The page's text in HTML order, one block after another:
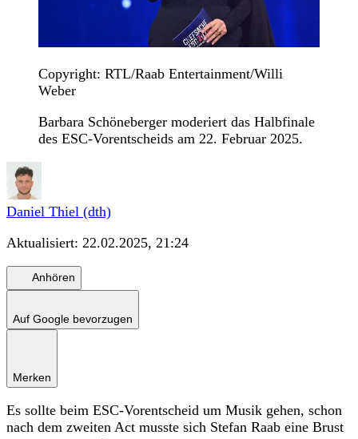
Copyright: RTL/Raab Entertainment/Willi
Weber
Barbara Schöneberger moderiert das Halbfinale
des ESC-Vorentscheids am 22. Februar 2025.
Daniel Thiel (dth)
Aktualisiert: 22.02.2025, 21:24
Anhören
Auf Google bevorzugen
Merken
Es sollte beim ESC-Vorentscheid um Musik gehen, schon
nach dem zweiten Act musste sich Stefan Raab eine Brust